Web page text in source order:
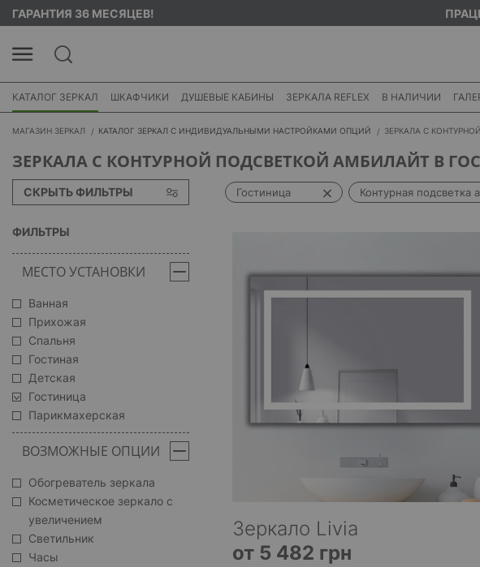
ГАРАНТИЯ 36 МЕСЯЦЕВ!
КАТАЛОГ ЗЕРКАЛ ШКАФЧИКИ ДУШЕВЫЕ КАБИНЫ ЗЕРКАЛА REFLEX В НАЛИЧИИ
МАГАЗИН ЗЕРКАЛ КАТАЛОГ ЗЕРКАЛ С ИНДИВИДУАЛЬНЫМИ НАСТРОЙКАМИ ОПЦИЙ ЗЕРКАЛА С
ЗЕРКАЛА С КОНТУРНОЙ ПОДСВЕТКОЙ АМБИЛАЙТ В
СКРЫТЬ ФИЛЬТРЫ
ФИЛЬТРЫ
МЕСТО УСТАНОВКИ
Ванная
Прихожая
Спальня
Гостиная
Детская
Гостиница
Парикмахерская
ВОЗМОЖНЫЕ ОПЦИИ
Обогреватель зеркала
Косметическое зеркало с
увеличением
Светильник
Часы
Гостиница Контурная подсветка
Зеркало Livia
от 5 482 грн